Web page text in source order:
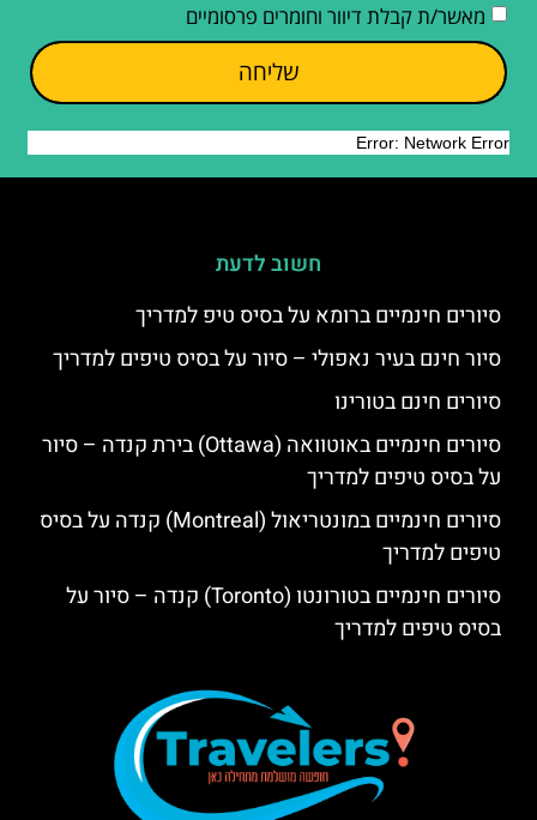
מאשר/ת קבלת דיוור וחומרים פרסומיים
שליחה
חשוב לדעת
סיורים חינמיים ברומא על בסיס טיפ למדריך
סיור חינם בעיר נאפולי – סיור על בסיס טיפים למדריך
סיורים חינם בטורינו
סיורים חינמיים באוטוואה (Ottawa) בירת קנדה – סיור
על בסיס טיפים למדריך
סיורים חינמיים במונטריאול (Montreal) קנדה על בסיס
טיפים למדריך
סיורים חינמיים בטורונטו (Toronto) קנדה – סיור על
בסיס טיפים למדריך